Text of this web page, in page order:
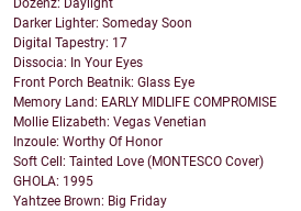
Dozenz: Daylight
Darker Lighter: Someday Soon
Digital Tapestry: 17
Dissocia: In Your Eyes
Front Porch Beatnik: Glass Eye
Memory Land: EARLY MIDLIFE COMPROMISE
Mollie Elizabeth: Vegas Venetian
Inzoule: Worthy Of Honor
Soft Cell: Tainted Love (MONTESCO Cover)
GHOLA: 1995
Yahtzee Brown: Big Friday